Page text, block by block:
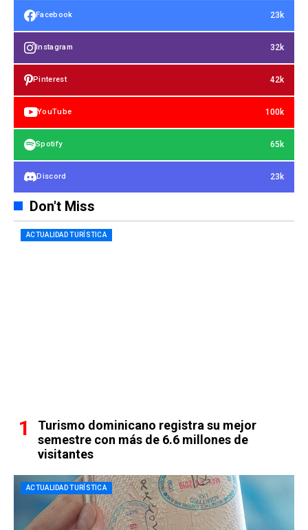
Facebook 23k
Instagram 32k
Pinterest 42k
YouTube 100k
Spotify 65k
Discord 23k
Don't Miss
ACTUALIDAD TURÍSTICA
Turismo dominicano registra su mejor
semestre con más de 6.6 millones de
visitantes
ACTUALIDAD TURÍSTICA